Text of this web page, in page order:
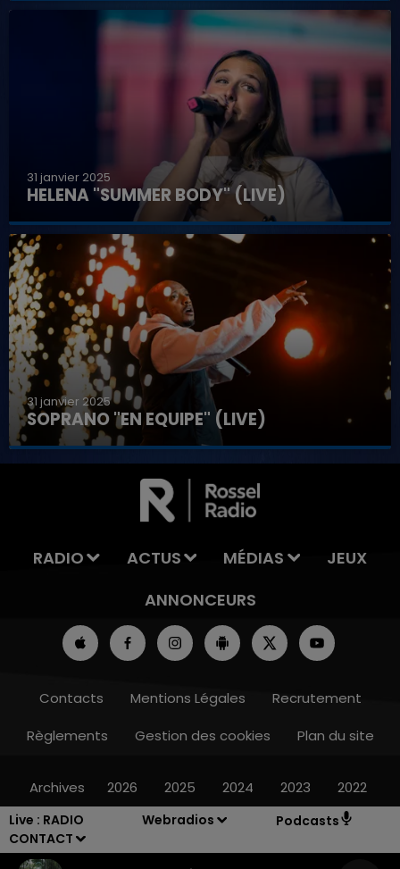
Live : RADIO
CONTACT
Webradios Podcasts
LA TEAM DE L'ÉTÉ
31 janvier 2025
HELENA "SUMMER BODY" (LIVE)
31 janvier 2025
SOPRANO "EN EQUIPE" (LIVE)
RADIO ACTUS MÉDIAS
JEUX
ANNONCEURS
Contacts Mentions Légales
Recrutement
Règlements
Gestion des cookies Plan du site
Archives 2026 2025 2024 2023 2022